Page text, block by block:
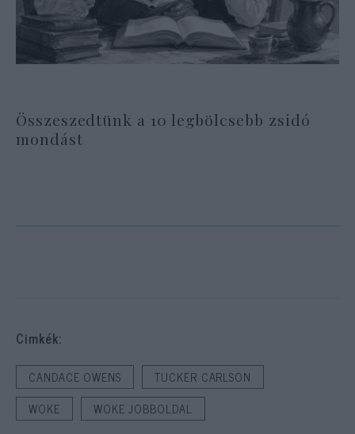
Összeszedtünk a 10 legbölcsebb zsidó
mondást
Cimkék:
CANDACE OWENS
TUCKER CARLSON
WOKE
WOKE JOBBOLDAL